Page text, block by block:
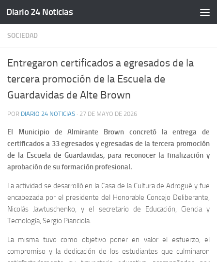
Saltar al contenido
Diario 24 Noticias
SOCIEDAD
Entregaron certificados a egresados de la
tercera promoción de la Escuela de
Guardavidas de Alte Brown
POR DIARIO 24 NOTICIAS · 27 DE MAYO DE 2026
El Municipio de Almirante Brown concretó la entrega de
certificados a 33 egresados y egresadas de la tercera promoción
de la Escuela de Guardavidas, para reconocer la finalización y
aprobación de su formación profesional.
La actividad se desarrolló en la Casa de la Cultura de Adrogué y fue
encabezada por el presidente del Honorable Concejo Deliberante,
Nicolás Jawtuschenko, y el secretario de Educación, Ciencia y
Tecnología, Sergio Pianciola.
La misma tuvo como objetivo poner en valor el esfuerzo, el
compromiso y la dedicación de los estudiantes que culminaron